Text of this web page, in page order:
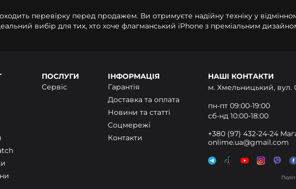
перевірку перед продажем. Ви отримуєте надійну техніку у
вибір для тих, хто хоче флагманський iPhone з преміальним
ПОСЛУГИ
Сервіс
ІНФОРМАЦІЯ
Гарантія
Доставка та оплата
Новини та статті
Соцмережі
Контакти
НАШІ КОНТАКТИ
м. Хмельницький, вул.
пн-пт 09:00-19:00
сб-нд 10:00-18:00
+380 (97) 432-24-24
onlime.ua@gmail.com
зберігання даних. Натиснувши «Прийняти», ви погоджуєтеся на
дізнатися більше, перегляньте нашу